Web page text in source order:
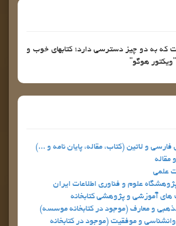
به دو چيز دسترسي دارد؛ كتابهاي خوب و
هوگو"
فارسي و لاتين (كتاب، مقاله، پايان نامه و ...)
مقاله
علمي
علوم و فناوري اطلاعات ايران
هاي آموزشي و پژوهشي كتابخانه
و معارف (موجود در كتابخانه موسسه)
و موفقيت (موجود در كتابخانه